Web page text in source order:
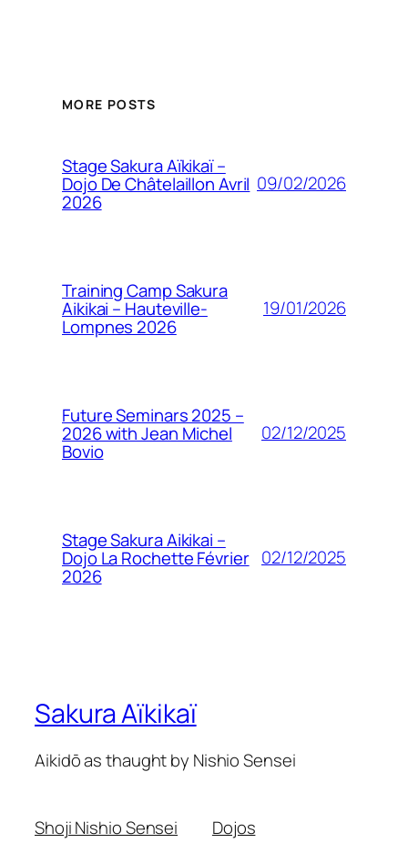
MORE POSTS
Stage Sakura Aïkikaï –
Dojo De Châtelaillon Avril
2026
09/02/2026
Training Camp Sakura
Aikikai – Hauteville-
Lompnes 2026
19/01/2026
Future Seminars 2025 –
2026 with Jean Michel
Bovio
02/12/2025
Stage Sakura Aikikai –
Dojo La Rochette Février
2026
02/12/2025
Sakura Aïkikaï
Aikidō as thaught by Nishio Sensei
Shoji Nishio Sensei
Dojos